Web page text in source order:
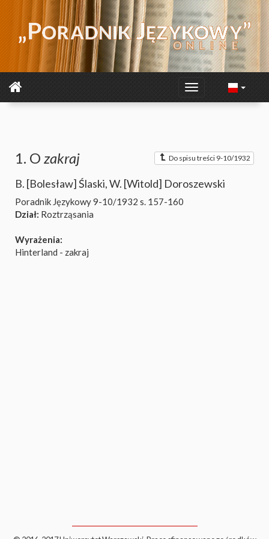
Do spisu treści 9-10/1932
1. O zakraj
B. [Bolesław] Ślaski,W. [Witold] Doroszewski
Poradnik Językowy 9-10/1932 s. 157-160
Dział: Roztrząsania
Wyrażenia:
Hinterland - zakraj